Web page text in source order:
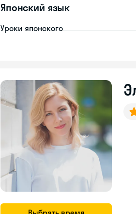
Японский язык
Уроки японского